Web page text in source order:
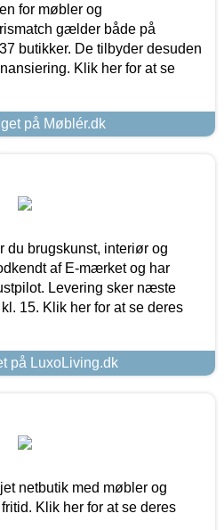
for møbler og
gælder både på
butikker. De tilbyder desuden
Klik her for at se
på Møblér.dk
du brugskunst, interiør og
af E-mærket og har
Levering sker næste
15. Klik her for at se deres
på LuxoLiving.dk
netbutik med møbler og
Klik her for at se deres